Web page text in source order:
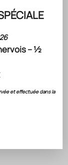
– ½
et effectuée dans la